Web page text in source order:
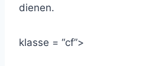
dienen.
klasse = “cf”>